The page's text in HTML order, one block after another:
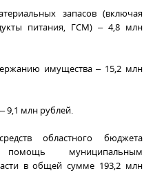
запасов (включая
питания, ГСМ) – 4,8 млн
имущества – 15,2 млн
9,1 млн рублей.
областного бюджета
помощь муниципальным
в общей сумме 193,2 млн